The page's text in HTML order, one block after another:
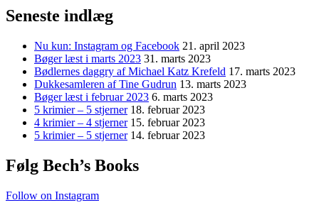
Seneste indlæg
Nu kun: Instagram og Facebook 21. april 2023
Bøger læst i marts 2023 31. marts 2023
Bødlernes daggry af Michael Katz Krefeld 17. marts 2023
Dukkesamleren af Tine Gudrun 13. marts 2023
Bøger læst i februar 2023 6. marts 2023
5 krimier – 5 stjerner 18. februar 2023
4 krimier – 4 stjerner 15. februar 2023
5 krimier – 5 stjerner 14. februar 2023
Følg Bech’s Books
Follow on Instagram